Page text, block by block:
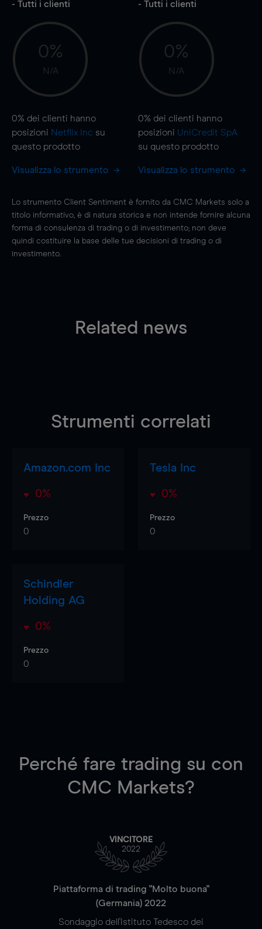
- Tutti i clienti
0%
N/A
0% dei clienti hanno
posizioni Netflix Inc su
questo prodotto
Visualizza lo strumento
- Tutti i clienti
0%
N/A
0% dei clienti hanno
posizioni UniCredit SpA
su questo prodotto
Visualizza lo strumento
Lo strumento Client Sentiment è fornito da CMC Markets solo a
titolo informativo, è di natura storica e non intende fornire alcuna
forma di consulenza di trading o di investimento; non deve
quindi costituire la base delle tue decisioni di trading o di
investimento.
Related news
Strumenti correlati
Amazon.com Inc
0%
Prezzo
0
Tesla Inc
0%
Prezzo
0
Schindler
Holding AG
0%
Prezzo
0
Perché fare trading su con
CMC Markets?
VINCITORE
2022
Piattaforma di trading "Molto buona"
(Germania) 2022
Sondaggio dell'Istituto Tedesco dei